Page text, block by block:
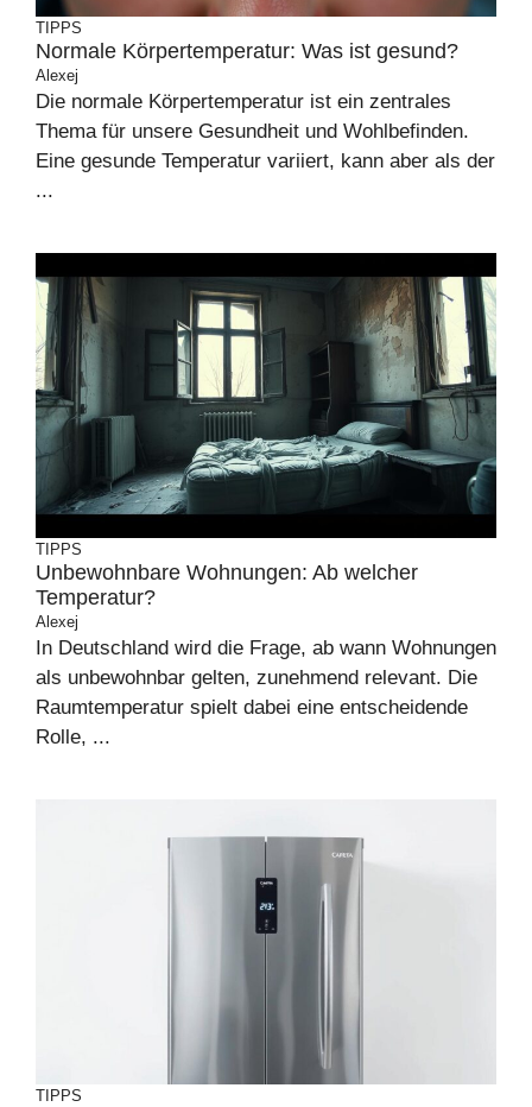
TIPPS
Normale Körpertemperatur: Was ist gesund?
Alexej
Die normale Körpertemperatur ist ein zentrales
Thema für unsere Gesundheit und Wohlbefinden.
Eine gesunde Temperatur variiert, kann aber als der
...
TIPPS
Unbewohnbare Wohnungen: Ab welcher
Temperatur?
Alexej
In Deutschland wird die Frage, ab wann Wohnungen
als unbewohnbar gelten, zunehmend relevant. Die
Raumtemperatur spielt dabei eine entscheidende
Rolle, ...
TIPPS